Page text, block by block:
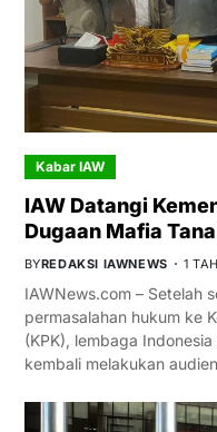
Kabar IAW
IAW Datangi
Dugaan Mafia
BYREDAKSI IAWNEWS 1
IAWNews.com – Setelah
permasalahan hukum ke
(KPK), lembaga
kembali melakukan